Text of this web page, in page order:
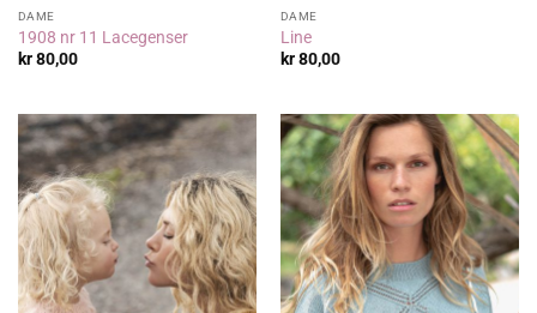
DAME
1908 nr 11 Lacegenser
kr80,00
DAME
Line
kr80,00